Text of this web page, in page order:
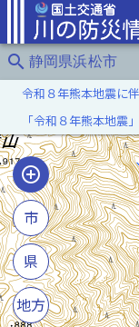
search 静岡県浜松市
令和８年熊本地震に
「令和８年熊本地震
市
県
地方